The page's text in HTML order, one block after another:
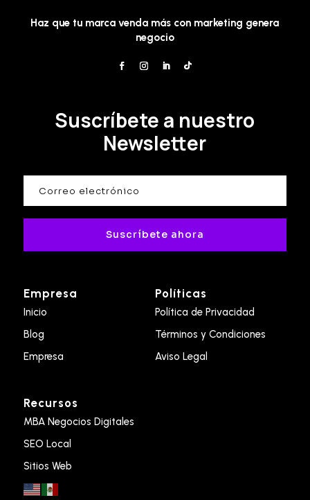
Haz que tu marca venda más con marketing genera
negocio
Suscríbete a nuestro
Newsletter
Suscríbete ahora
Empresa
Inicio
Blog
Empresa
Políticas
Política de Privacidad
Términos y Condiciones
Aviso Legal
Recursos
MBA Negocios Digitales
SEO Local
Sitios Web